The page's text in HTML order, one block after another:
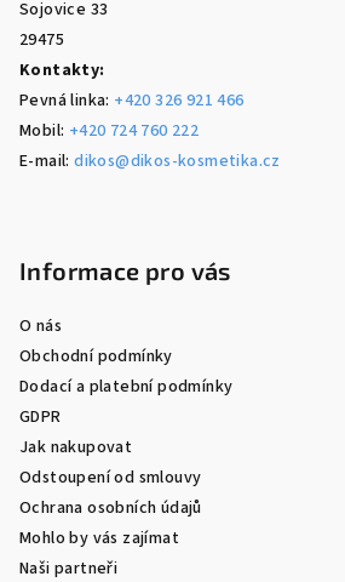
Sojovice 33
29475
Kontakty:
Pevná linka: +420 326 921 466
Mobil: +420 724 760 222
E-mail:dikos@dikos-kosmetika.cz
Informace pro vás
O nás
Obchodní podmínky
Dodací a platební podmínky
GDPR
Jak nakupovat
Odstoupení od smlouvy
Ochrana osobních údajů
Mohlo by vás zajímat
Naši partneři